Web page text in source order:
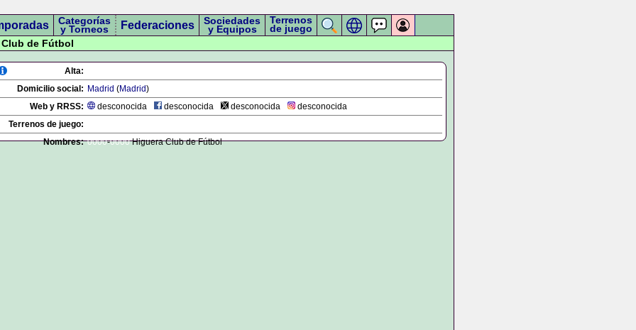
Categorías
y Torneos Federaciones Sociedades
y Equipos
Terrenos
de juego
de Fútbol
Alta:
Domicilio social: Madrid (Madrid)
Web y RRSS:
desconocida desconocida desconocida
desconocida
Terrenos de juego:
Nombres: 0000-0000Higuera Club de Fútbol